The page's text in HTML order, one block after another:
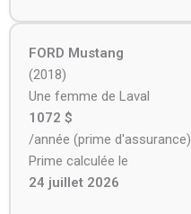
FORD Mustang
(2018)
Une femme de Laval
1072 $
/année (prime d'assurance)
Prime calculée le
24 juillet 2026